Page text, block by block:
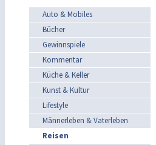
Auto & Mobiles
Bücher
Gewinnspiele
Kommentar
Küche & Keller
Kunst & Kultur
Lifestyle
Männerleben & Vaterleben
Reisen